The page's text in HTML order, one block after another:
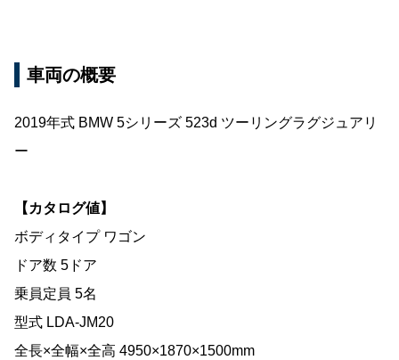
車両の概要
2019年式 BMW 5シリーズ 523d ツーリングラグジュアリ
ー
【カタログ値】
ボディタイプ ワゴン
ドア数 5ドア
乗員定員 5名
型式 LDA-JM20
全長×全幅×全高 4950×1870×1500mm